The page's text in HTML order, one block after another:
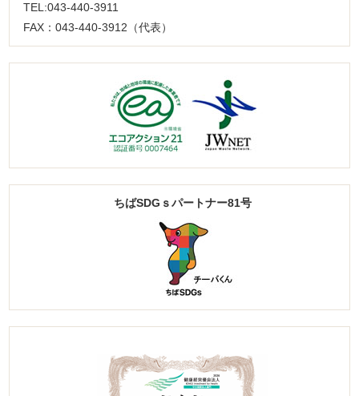
TEL:043-440-3911
FAX：043-440-3912（代表）
ちばSDGｓパートナー81号